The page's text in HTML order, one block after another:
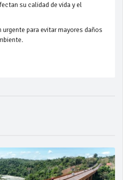
su calidad de vida y el
para evitar mayores daños